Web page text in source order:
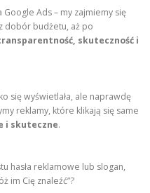
Google Ads – my zajmiemy się
dobór budżetu, aż po
skuteczność i
się wyświetlała, ale naprawdę
reklamy, które klikają się same
i skuteczne.
hasła reklamowe lub slogan,
im Cię znaleźć”?